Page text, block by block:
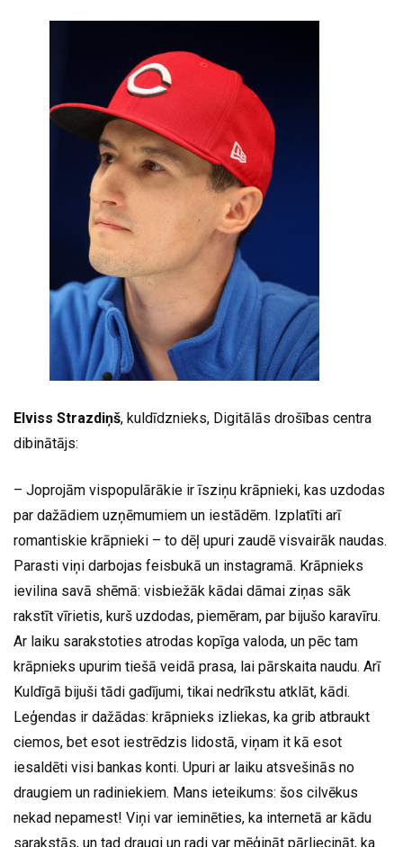
Elviss Strazdiņš, kuldīdznieks, Digitālās drošības centra
dibinātājs:
– Joprojām vispopulārākie ir īsziņu krāpnieki, kas uzdodas
par dažādiem uzņēmumiem un iestādēm. Izplatīti arī
romantiskie krāpnieki – to dēļ upuri zaudē visvairāk naudas.
Parasti viņi darbojas feisbukā un instagramā. Krāpnieks
ievilina savā shēmā: visbiežāk kādai dāmai ziņas sāk
rakstīt vīrietis, kurš uzdodas, piemēram, par bijušo karavīru.
Ar laiku sarakstoties atrodas kopīga valoda, un pēc tam
krāpnieks upurim tiešā veidā prasa, lai pārskaita naudu. Arī
Kuldīgā bijuši tādi gadījumi, tikai nedrīkstu atklāt, kādi.
Leģendas ir dažādas: krāpnieks izliekas, ka grib atbraukt
ciemos, bet esot iestrēdzis lidostā, viņam it kā esot
iesaldēti visi bankas konti. Upuri ar laiku atsvešinās no
draugiem un radiniekiem. Mans ieteikums: šos cilvēkus
nekad nepamest! Viņi var ieminēties, ka internetā ar kādu
sarakstās, un tad draugi un radi var mēģināt pārliecināt, ka